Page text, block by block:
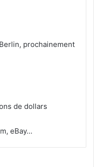
prochainement
de dollars
eBay…